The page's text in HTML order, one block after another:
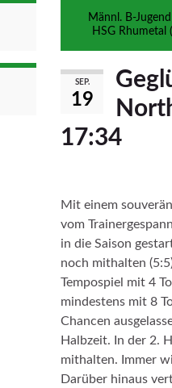
Männl. B-
HSG Rhumetal
SEP.
19
17:34
Mit einem
vom
in die Saison
noch mithalten
Tempospiel mit 4
mindestens mit 8
Chancen
Halbzeit. In der 2.
mithalten. Immer
Darüber hinaus